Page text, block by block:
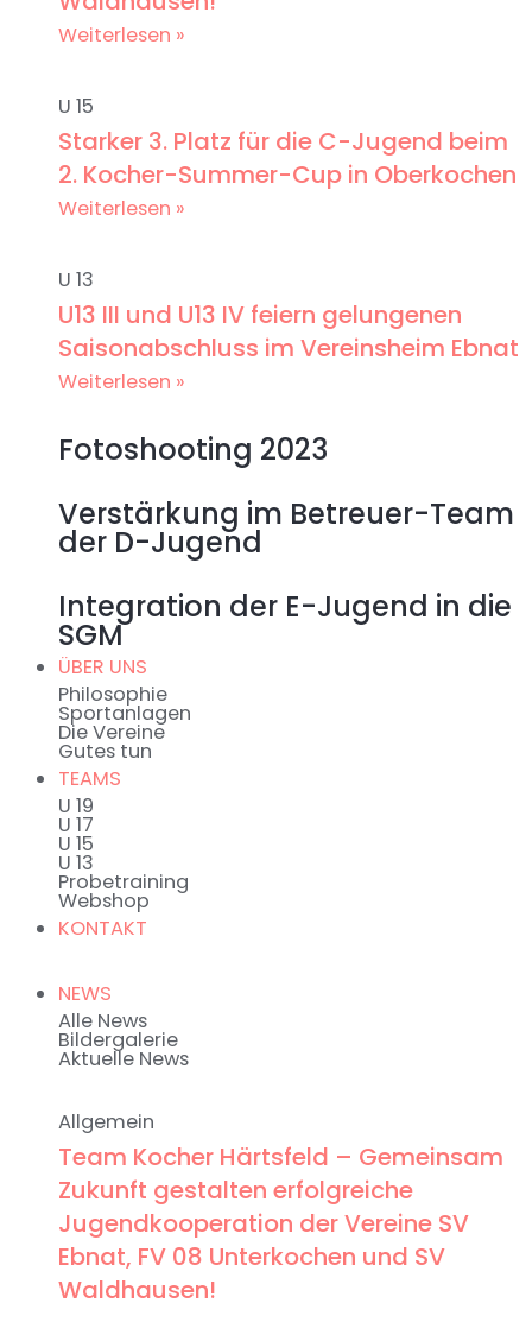
Weiterlesen »
U 15
Starker 3. Platz für die C-Jugend beim
2. Kocher-Summer-Cup in Oberkochen
Weiterlesen »
U 13
U13 III und U13 IV feiern gelungenen
Saisonabschluss im Vereinsheim Ebnat
Weiterlesen »
Fotoshooting 2023
Verstärkung im Betreuer-Team
der D-Jugend
Integration der E-Jugend in die
SGM
ÜBER UNS
Philosophie
Sportanlagen
Die Vereine
Gutes tun
TEAMS
U 19
U 17
U 15
U 13
Probetraining
Webshop
KONTAKT
NEWS
Alle News
Bildergalerie
Aktuelle News
Allgemein
Team Kocher Härtsfeld – Gemeinsam
Zukunft gestalten erfolgreiche
Jugendkooperation der Vereine SV
Ebnat, FV 08 Unterkochen und SV
Waldhausen!